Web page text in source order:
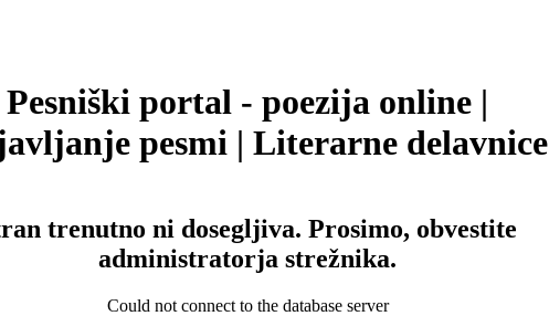
Pesniški portal - poezija online |
pesmi | Literarne delavnice
trenutno ni dosegljiva. Prosimo, obvestite
administratorja strežnika.
Could not connect to the database server